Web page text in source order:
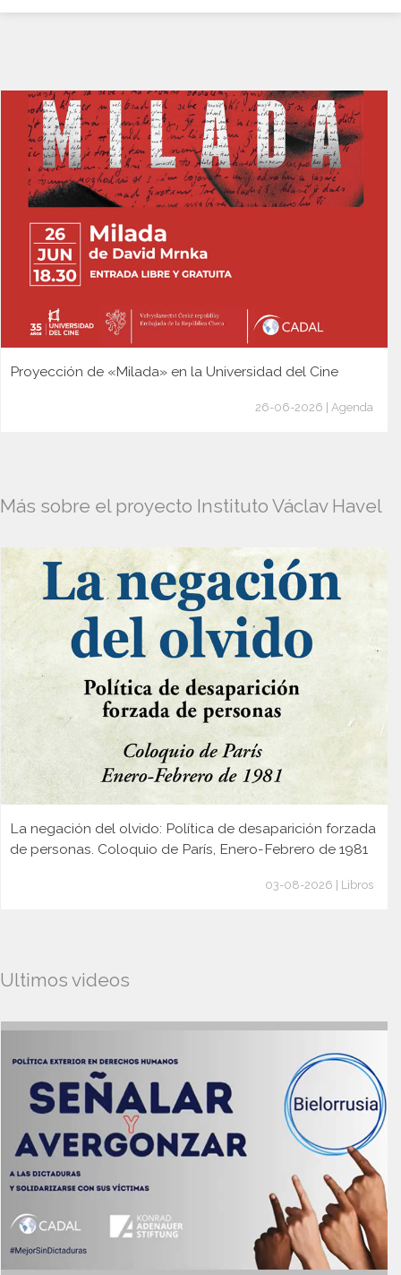
Proyección de «Milada» en la Universidad del Cine
26-06-2026 | Agenda
Más sobre el proyecto Instituto Václav Havel
La negación del olvido: Política de desaparición forzada
de personas. Coloquio de París, Enero-Febrero de 1981
03-08-2026 | Libros
Ultimos videos